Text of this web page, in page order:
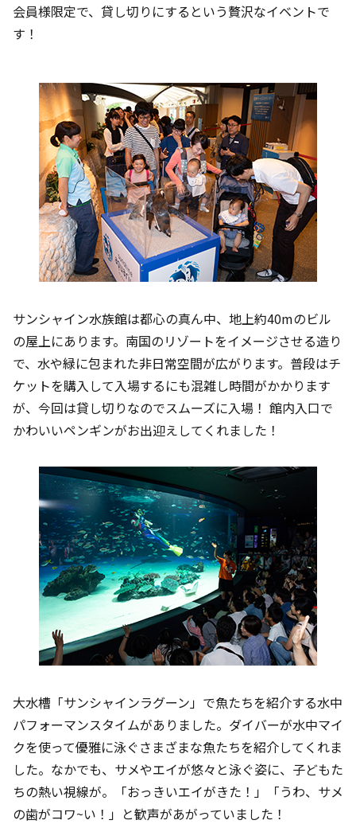
会員様限定で、貸し切りにするという贅沢なイベントで
す！
サンシャイン水族館は都心の真ん中、地上約40mのビル
の屋上にあります。南国のリゾートをイメージさせる造り
で、水や緑に包まれた非日常空間が広がります。普段はチ
ケットを購入して入場するにも混雑し時間がかかります
が、今回は貸し切りなのでスムーズに入場！ 館内入口で
かわいいペンギンがお出迎えしてくれました！
大水槽「サンシャインラグーン」で魚たちを紹介する水中
パフォーマンスタイムがありました。ダイバーが水中マイ
クを使って優雅に泳ぐさまざまな魚たちを紹介してくれま
した。なかでも、サメやエイが悠々と泳ぐ姿に、子どもた
ちの熱い視線が。「おっきいエイがきた！」「うわ、サメ
の歯がコワ~い！」と歓声があがっていました！